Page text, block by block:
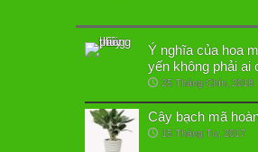
Ý nghĩa của hoa
yến không phải ai
25 Tháng Chín, 2018
Cây bạch mã
15 Tháng Tư, 2017